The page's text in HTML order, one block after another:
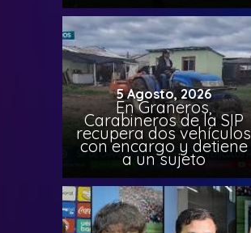
5 Agosto, 2026
En Graneros,
Carabineros de la SIP
recupera dos vehículos
con encargo y detiene
a un sujeto